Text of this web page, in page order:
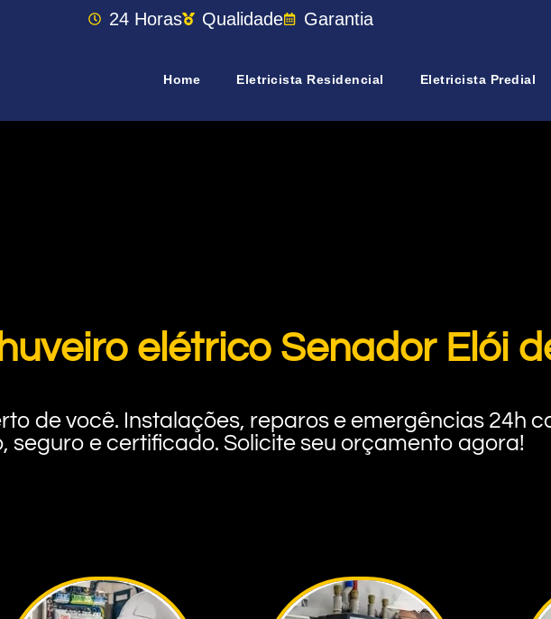
24 Horas Qualidade Garantia
Home Eletricista Residencial Eletricista Predial
elétrico Senador Elói
de você. Instalações, reparos e emergências 24h
seguro e certificado. Solicite seu orçamento agora!